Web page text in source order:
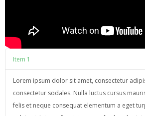
Item 1
Lorem ipsum dolor sit amet, consectetur
consectetur sodales. Nulla luctus cursus
felis et neque consequat elementum a eget